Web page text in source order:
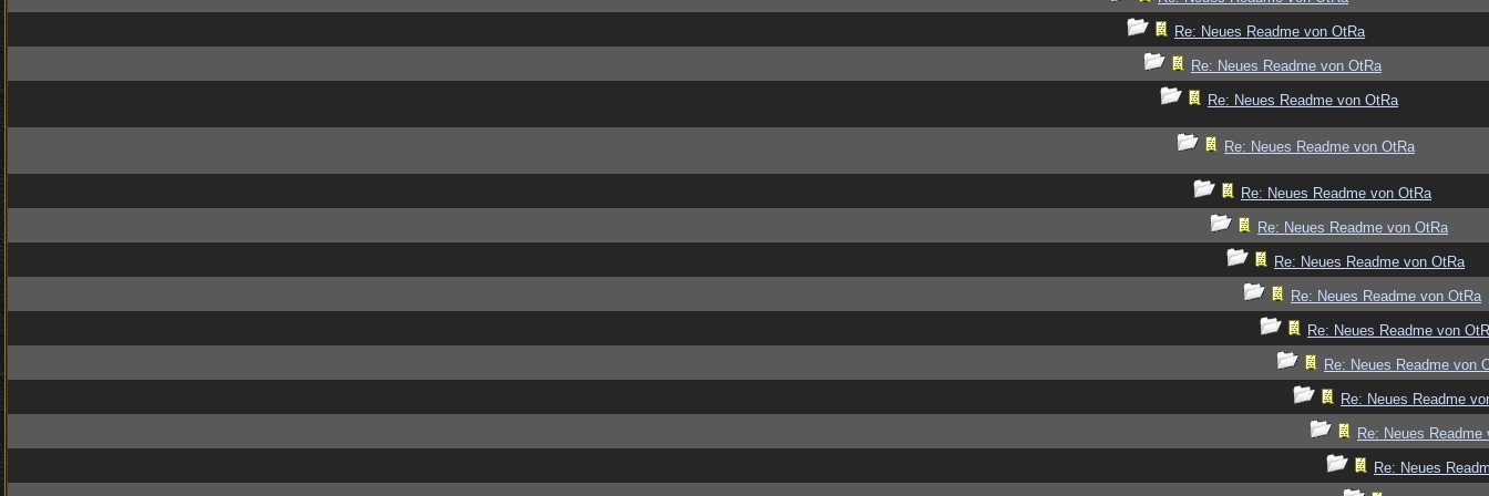
Re: Neues Readme von OtRa
Re: Neues Readme von OtRa
Re: Neues Readme von OtRa
Re: Neues Readme von OtRa
Re: Neues Readme von OtRa
Re: Neues Readme von OtRa
Re: Neues Readme von OtRa
Re: Neues Readme von OtRa
Re: Neues Readme von
Re: Neues Readme von
Re: Neues Readme
Re: Neues Readme
Re: Neues